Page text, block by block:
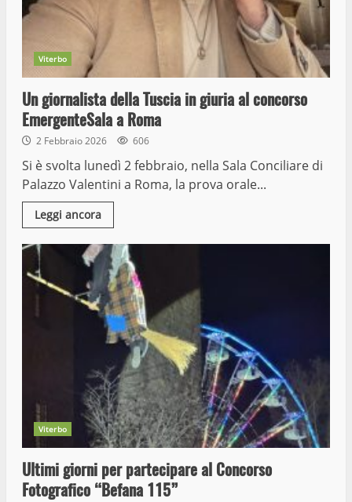
Viterbo
Un giornalista della Tuscia in giuria al concorso
EmergenteSala a Roma
2 Febbraio 2026 606
Si è svolta lunedì 2 febbraio, nella Sala Conciliare di
Palazzo Valentini a Roma, la prova orale...
Leggi ancora
Viterbo
Ultimi giorni per partecipare al Concorso
Fotografico “Befana 115”